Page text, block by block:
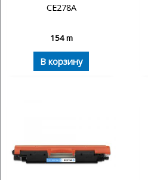
CE278A
154m
В корзину